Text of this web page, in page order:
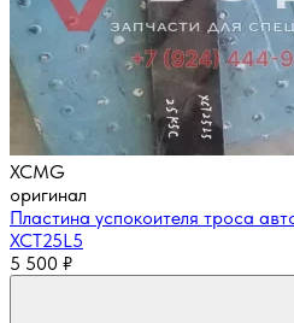
XCMG
оригинал
Пластина успокоителя троса
XCT25L5
5 500 ₽